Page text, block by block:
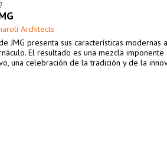
Architects
JMG presenta sus características modernas
El resultado es una mezcla
una celebración de la tradición y de la